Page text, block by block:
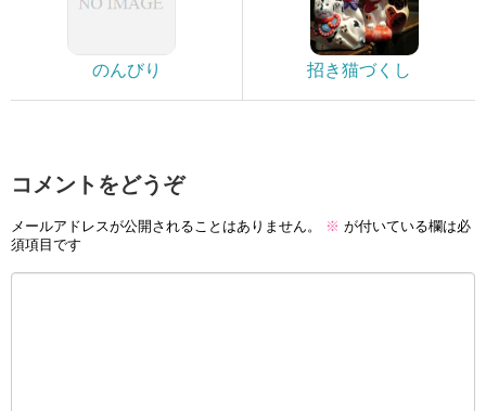
のんびり 招き猫づくし
コメントをどうぞ
メールアドレスが公開されることはありません。 ※ が付いている欄は必
須項目です